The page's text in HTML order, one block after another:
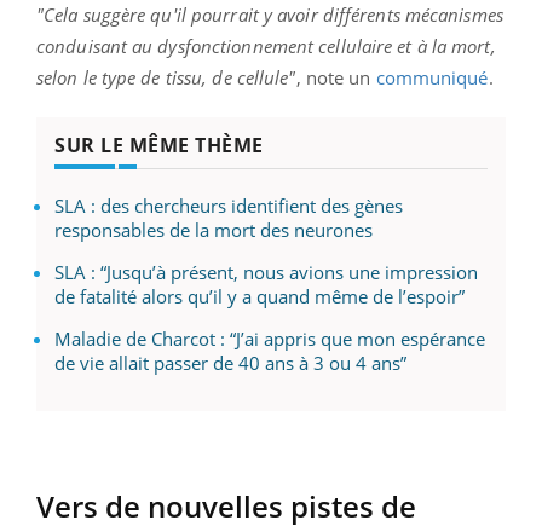
"Cela suggère qu'il pourrait y avoir différents mécanismes
conduisant au dysfonctionnement cellulaire et à la mort,
selon le type de tissu, de cellule", note un communiqué.
SUR LE MÊME THÈME
SLA : des chercheurs identifient des gènes
responsables de la mort des neurones
SLA : “Jusqu’à présent, nous avions une impression
de fatalité alors qu’il y a quand même de l’espoir”
Maladie de Charcot : “J’ai appris que mon espérance
de vie allait passer de 40 ans à 3 ou 4 ans”
Vers de nouvelles pistes de